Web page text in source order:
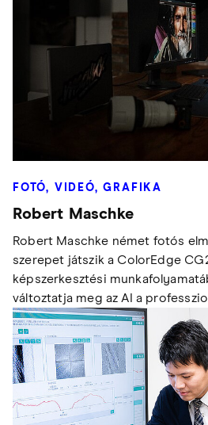
FOTÓ, VIDEÓ, GRAFIKA
Robert Maschke
Robert Maschke német fotós
szerepet játszik a ColorEdge
képszerkesztési
változtatja meg az AI a